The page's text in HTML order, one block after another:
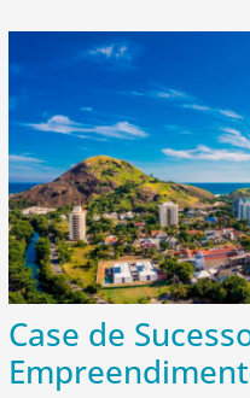
Case de